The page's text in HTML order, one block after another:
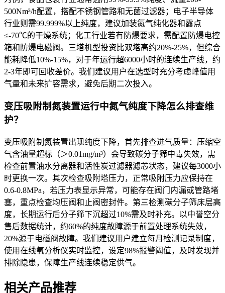
500Nm³/h配置，搭配不锈钢管路和无菌过滤器；电子半导体
行业则需99.999%以上纯度，建议加装氮气纯化器和露点
≤-70℃的干燥系统；化工行业若有防爆要求，需配置防爆电控
箱和防爆电磁阀。三塔机型投资比双塔高约20%-25%，但综合
能耗降低10%-15%，对于年运行超6000小时的连续生产线，约
2-3年即可回收差价。我们建议用户在选型时充分考虑峰值用
气量和未来扩容需求，避免后期二次投入。
变压吸附制氮装置运行中氮气纯度下降怎么排查维
护？
变压吸附制氮装置出现纯度下降，首先排查进气质量：压缩空
气含油量超标（＞0.01mg/m³）会导致碳分子筛中毒失效，需
检查前置油水分离器和活性炭过滤器滤芯状态，建议每3000小
时更换一次。其次检查吸附塔压力，正常吸附压力应保持在
0.6-0.8MPa，若压力表显示异常，可能存在阀门内漏或管路堵
塞，重点检查均压阀和止阀密封件。第三检测碳分子筛床层高
度，长期运行后分子筛下沉超过10%需及时补充。以中誉空分
售后数据统计，约60%的纯度故障源于前置处理系统失效，
20%源于电磁阀故障。我们建议用户建立每月检测记录制度，
使用在线氧分析仪实时监控，设定98%报警阈值，及时发现并
排除隐患，保障生产线连续稳定供气。
相关产品推荐